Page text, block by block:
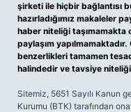
şirketi ile hiçbir bağlantısı
hazırladığımız makaleler
haber niteliği taşımamakta
paylaşım
benzerlikleri tamamen
halindedir ve tavsiye niteliği
Sitemiz, 5651 Sayılı Kanun
Kurumu (BTK) tarafından